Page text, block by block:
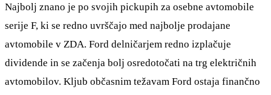
Najbolj znano je po svojih pickupih za osebne avtomobile
serije F, ki se redno uvrščajo med najbolje prodajane
avtomobile v ZDA. Ford delničarjem redno izplačuje
dividende in se začenja bolj osredotočati na trg električnih
avtomobilov. Kljub občasnim težavam Ford ostaja finančno